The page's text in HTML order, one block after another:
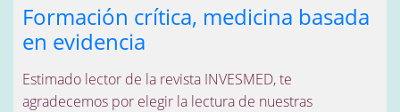
Formación crítica, medicina basada
en evidencia
Estimado lector de la revista INVESMED, te
agradecemos por elegir la lectura de nuestras